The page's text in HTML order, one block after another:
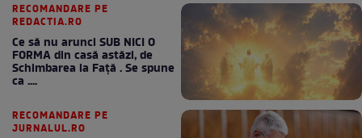
RECOMANDARE PE
REDACTIA.RO
Ce să nu arunci SUB NICI O
FORMA din casă astăzi, de
Schimbarea la Față . Se spune
ca ....
RECOMANDARE PE
JURNALUL.RO